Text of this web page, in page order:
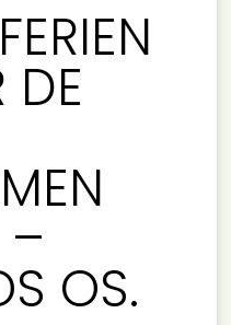
DE
–
OS.